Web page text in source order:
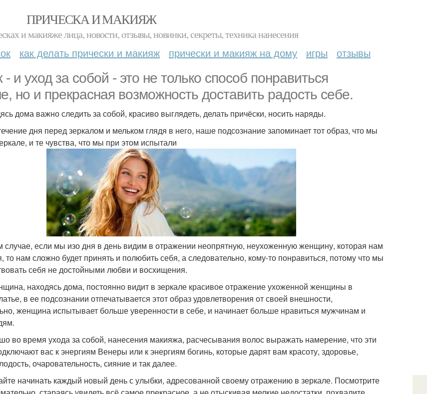
ПРИЧЕСКА И МАКИЯЖ
и макияже лица, новости, отзывы, новинки, секреты, техника нанесения
как делать прически и макияж прически и макияж на дому игры отзывы
и уход за собой - это не только способ понравиться
но и прекрасная возможность доставить радость себе.
дома важно следить за собой, красиво выглядеть, делать причёски, носить наряды.
дня перед зеркалом и мельком глядя в него, наше подсознание запоминает тот образ, что мы
и те чувства, что мы при этом испытали
случае, если мы изо дня в день видим в отражении неопрятную, неухоженную женщину, которая нам
то нам сложно будет принять и полюбить себя, а следовательно, кому-то понравиться, потому что мы
себя не достойными любви и восхищения.
находясь дома, постоянно видит в зеркале красивое отражение ухоженной женщины в
в ее подсознании отпечатывается этот образ удовлетворения от своей внешности,
женщина испытывает больше уверенности в себе, и начинает больше нравиться мужчинам и
во время ухода за собой, нанесения макияжа, расчесывания волос выражать намерение, что эти
вас к энергиям Венеры или к энергиям богинь, которые дарят вам красоту, здоровье,
очаровательность, сияние и так далее.
начинать каждый новый день с улыбки, адресованной своему отражению в зеркале. Посмотрите